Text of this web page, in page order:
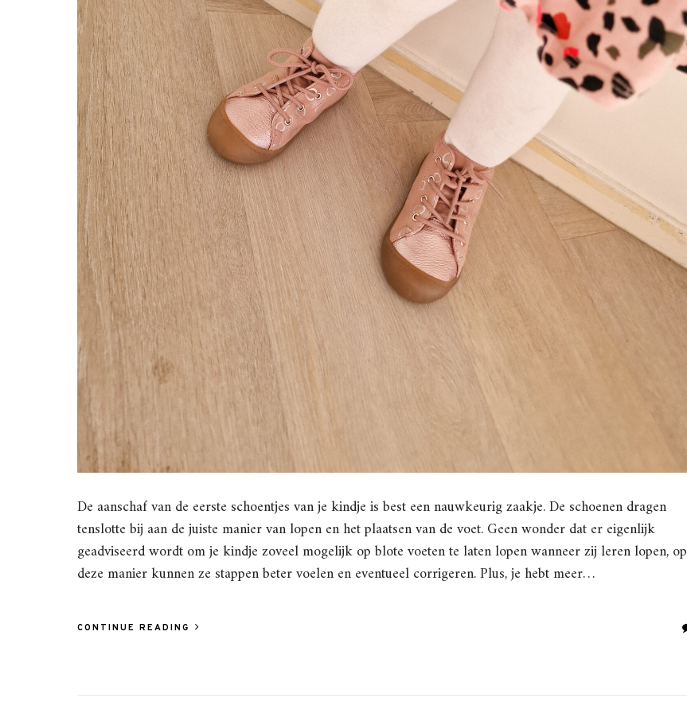
De aanschaf van de eerste schoentjes van je kindje is best een nauwkeurig zaakje. De schoenen dragen
tenslotte bij aan de juiste manier van lopen en het plaatsen van de voet. Geen wonder dat er eigenlijk
geadviseerd wordt om je kindje zoveel mogelijk op blote voeten te laten lopen wanneer zij leren lopen, op
deze manier kunnen ze stappen beter voelen en eventueel corrigeren. Plus, je hebt meer…
CONTINUE READING